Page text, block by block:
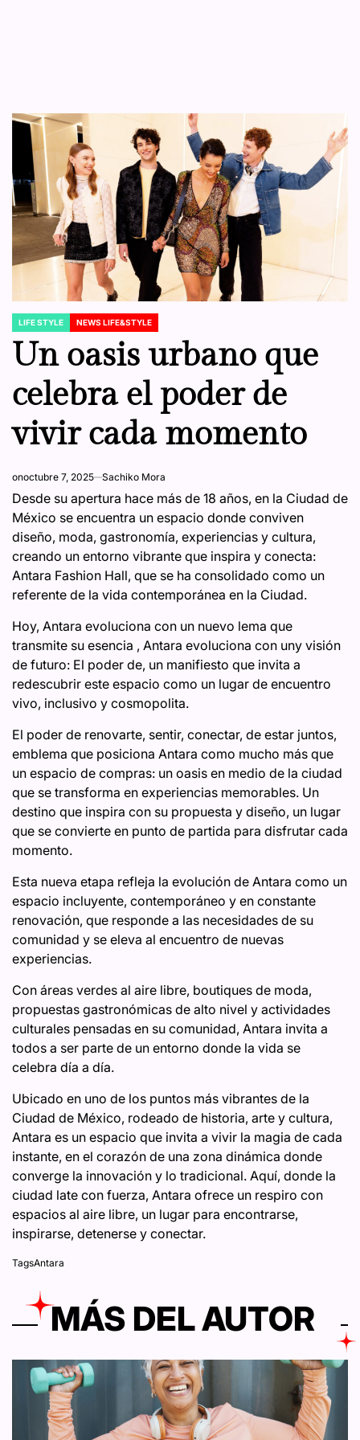
POSTED
IN
LIFE STYLE NEWS LIFE&STYLE
Un oasis urbano que
celebra el poder de
vivir cada momento
onoctubre 7, 2025 Sachiko Mora
Desde su apertura hace más de 18 años, en la Ciudad de
México se encuentra un espacio donde conviven
diseño, moda, gastronomía, experiencias y cultura,
creando un entorno vibrante que inspira y conecta:
Antara Fashion Hall, que se ha consolidado como un
referente de la vida contemporánea en la Ciudad.
Hoy, Antara evoluciona con un nuevo lema que
transmite su esencia , Antara evoluciona con uny visión
de futuro: El poder de, un manifiesto que invita a
redescubrir este espacio como un lugar de encuentro
vivo, inclusivo y cosmopolita.
El poder de renovarte, sentir, conectar, de estar juntos,
emblema que posiciona Antara como mucho más que
un espacio de compras: un oasis en medio de la ciudad
que se transforma en experiencias memorables. Un
destino que inspira con su propuesta y diseño, un lugar
que se convierte en punto de partida para disfrutar cada
momento.
Esta nueva etapa refleja la evolución de Antara como un
espacio incluyente, contemporáneo y en constante
renovación, que responde a las necesidades de su
comunidad y se eleva al encuentro de nuevas
experiencias.
Con áreas verdes al aire libre, boutiques de moda,
propuestas gastronómicas de alto nivel y actividades
culturales pensadas en su comunidad, Antara invita a
todos a ser parte de un entorno donde la vida se
celebra día a día.
Ubicado en uno de los puntos más vibrantes de la
Ciudad de México, rodeado de historia, arte y cultura,
Antara es un espacio que invita a vivir la magia de cada
instante, en el corazón de una zona dinámica donde
converge la innovación y lo tradicional. Aquí, donde la
ciudad late con fuerza, Antara ofrece un respiro con
espacios al aire libre, un lugar para encontrarse,
inspirarse, detenerse y conectar.
TagsAntara
MÁS DEL AUTOR